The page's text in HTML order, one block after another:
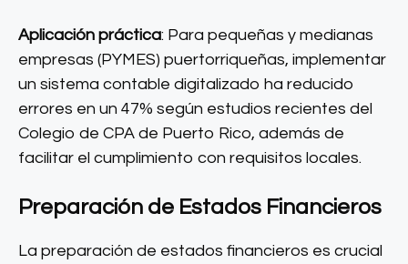
Aplicación práctica: Para pequeñas y medianas
empresas (PYMES) puertorriqueñas, implementar
un sistema contable digitalizado ha reducido
errores en un 47% según estudios recientes del
Colegio de CPA de Puerto Rico, además de
facilitar el cumplimiento con requisitos locales.
Preparación de Estados Financieros
La preparación de estados financieros es crucial